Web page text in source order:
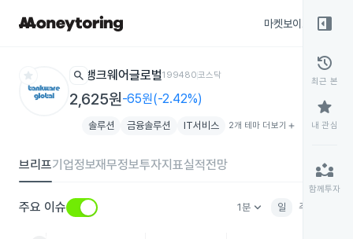
마켓보이스
star search 뱅크웨어글로벌199480코스닥
2,625원-65원(-2.42%)
솔루션 금융솔루션 IT서비스 2개 테마 더보기 add
브리프기업정보재무정보투자지표실적전망
주요 이슈 1분keyboard_arrow_down 일 주
right_panel_open
history
최근 본
star
내 관심
partner_exchange
함께투자